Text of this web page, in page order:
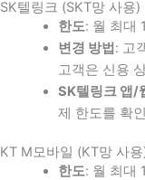
SK텔링크 (SKT망 사용)
한도: 월 최대
변경 방법 : 고
고객은 신용
SK텔링크 앱/
제 한도를 확
KT M모바일 (KT망 사
한도: 월 최대